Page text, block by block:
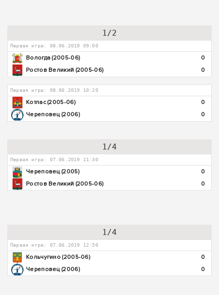
1/2
Первая игра: 08.06.2019 09:00
Вологда (2005-06)
0
Ростов Великий (2005-06)
0
Первая игра: 08.06.2019 10:20
Котлас (2005-06)
0
Череповец (2006)
0
1/4
Первая игра: 07.06.2019 11:30
Череповец (2005)
0
Ростов Великий (2005-06)
0
1/4
Первая игра: 07.06.2019 12:50
Кольчугино (2005-06)
0
Череповец (2006)
0